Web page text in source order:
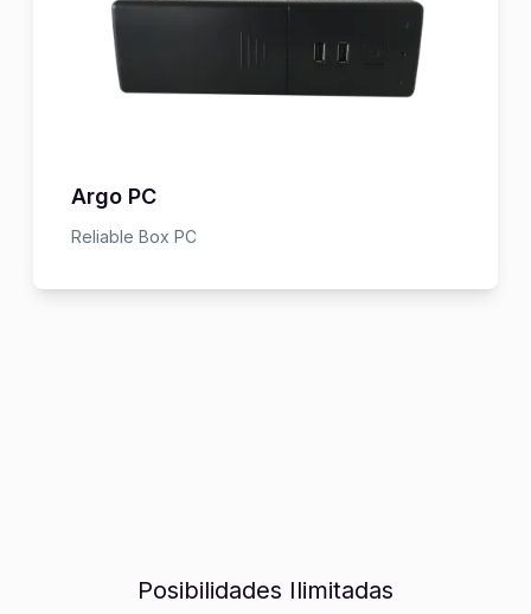
Argo PC
Reliable Box PC
Posibilidades Ilimitadas